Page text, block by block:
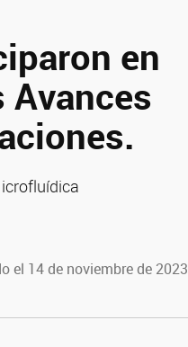
en
Avances
el 14 de noviembre de 2023